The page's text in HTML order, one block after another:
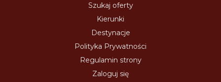
Szukaj oferty
Kierunki
Destynacje
Polityka Prywatności
Regulamin strony
Zaloguj się